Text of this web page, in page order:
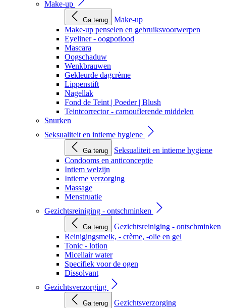
Make-up
Ga terug
Make-up
Make-up penselen en gebruiksvoorwerpen
Eyeliner - oogpotlood
Mascara
Oogschaduw
Wenkbrauwen
Gekleurde dagcrème
Lippenstift
Nagellak
Fond de Teint | Poeder | Blush
Teintcorrector - camouflerende middelen
Snurken
Seksualiteit en intieme hygiene
Ga terug
Seksualiteit en intieme hygiene
Condooms en anticonceptie
Intiem welzijn
Intieme verzorging
Massage
Menstruatie
Gezichtsreiniging - ontschminken
Ga terug
Gezichtsreiniging - ontschminken
Reinigingsmelk, - crème, -olie en gel
Tonic - lotion
Micellair water
Specifiek voor de ogen
Dissolvant
Gezichtsverzorging
Ga terug
Gezichtsverzorging